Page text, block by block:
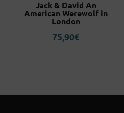
Jack & David An
American Werewolf in
London
75,90€